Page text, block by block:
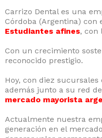
Carrizo Dental es una
Córdoba (Argentina) con
Estudiantes afines, con
Con un crecimiento
reconocido prestigio.
Hoy, con diez
además junto a su red
mercado mayorista
Actualmente nuestra
generación en el